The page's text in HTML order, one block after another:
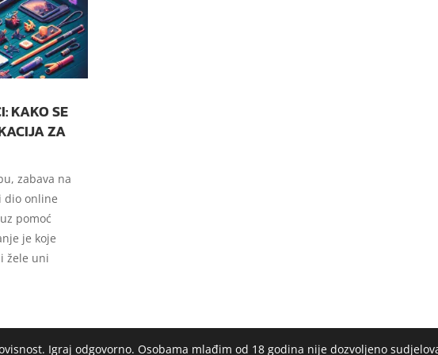
KAKO SE
ZA
zabava na
dio online
pomoć
je koje
žele uni
Igraj odgovorno. Osobama mlađim od 18 godina nije dozvoljeno